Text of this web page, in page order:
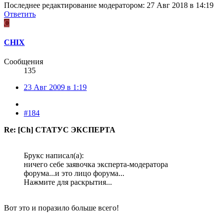
Последнее редактирование модератором: 27 Авг 2018 в 14:19
Ответить
C
CHIX
Сообщения
135
23 Авг 2009 в 1:19
#184
Re: [Ch] СТАТУС ЭКСПЕРТА
Брукс написал(а):
ничего себе заявочка эксперта-модератора
форума...и это лицо форума...
Нажмите для раскрытия...
Вот это и поразило больше всего!